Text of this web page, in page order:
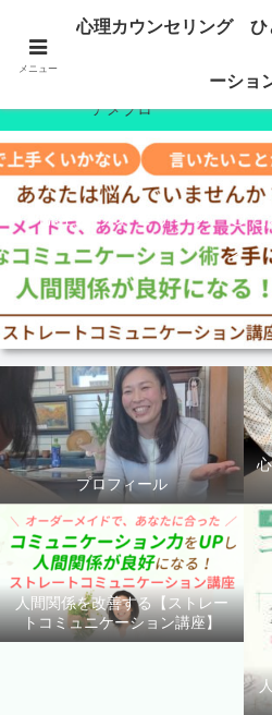
心理カウンセリング ひ
ン
ホーム
心理カウンセリング
アメブロ
プロフィール
人間関係を改善する【ストレー
トコミュニケーション講座】
メニュー
心理カウンセリング
ーショ